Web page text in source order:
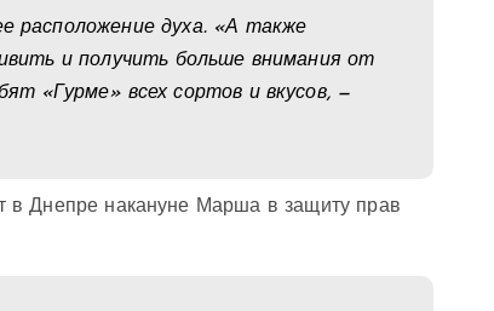
расположение духа. «А также
и получить больше внимания от
«Гурме» всех сортов и вкусов, —
в Днепре накануне Марша в защиту прав